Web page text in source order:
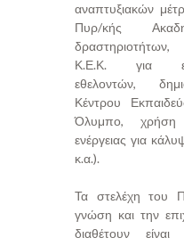
αναπτυξιακών
Πυρ/κής
δραστηριοτήτων,
Κ.Ε.Κ. για
εθελοντών,
Κέντρου
Όλυμπο, χρήση
ενέργειας για
κ.α.).
Τα στελέχη του
γνώση και την
διαθέτουν